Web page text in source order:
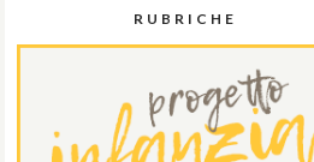
RUBRICHE